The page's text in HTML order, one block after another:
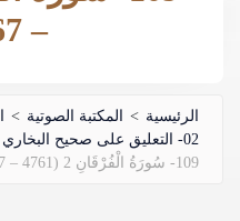
– 4767).
الرئيسية > المكتبة الصوتية >
02- التعليق على صحيح البخاري
109- سُورَةُ الْفُرْقَانِ 2 (4761 – 4767).